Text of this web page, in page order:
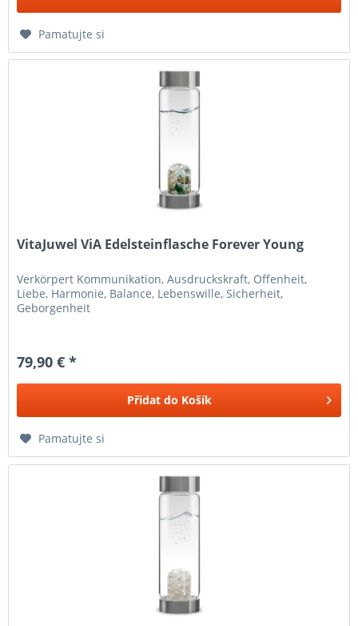
Pamatujte si
VitaJuwel ViA Edelsteinflasche Forever Young
Verkörpert Kommunikation, Ausdruckskraft, Offenheit,
Liebe, Harmonie, Balance, Lebenswille, Sicherheit,
Geborgenheit
79,90 € *
Přidat do Košík
Pamatujte si